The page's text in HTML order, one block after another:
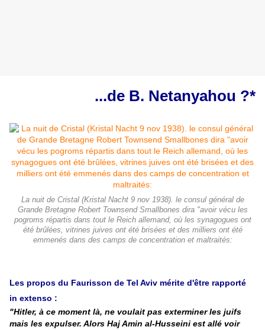
...de B. Netanyahou ?*
La nuit de Cristal (Kristal Nacht 9 nov 1938). le consul général de
Grande Bretagne Robert Townsend Smallbones dira "avoir vécu les
pogroms répartis dans tout le Reich allemand, où les synagogues ont
été brûlées, vitrines juives ont été brisées et des milliers ont été
emmenés dans des camps de concentration et maltraités:
Les propos du Faurisson de Tel Aviv mérite d'être rapporté
in extenso :
"Hitler, à ce moment là, ne voulait pas exterminer les juifs
mais les expulser. Alors Haj Amin al-Husseini est allé voir